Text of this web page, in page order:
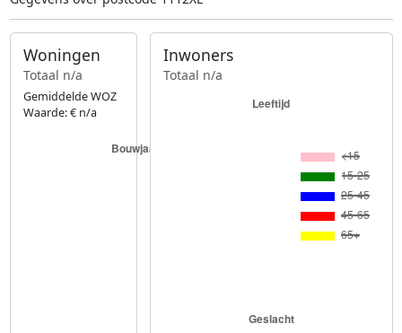
Woningen
Totaal n/a
Gemiddelde WOZ
Waarde: € n/a
Inwoners
Totaal n/a